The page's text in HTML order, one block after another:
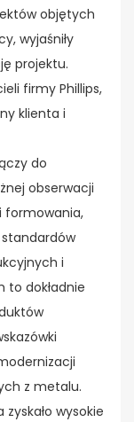
objętych
wyjaśniły
projektu.
firmy Phillips,
klienta i
do
obserwacji
formowania,
standardów
i
to dokładnie
z metalu.
wysokie